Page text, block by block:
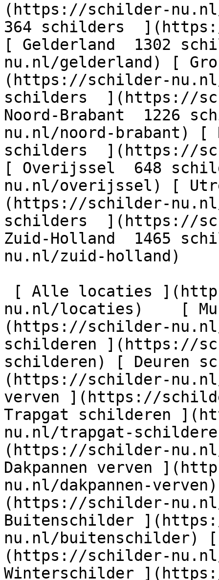
(https://schilder-
364 schilders
[ Gelderland  1302
nu.nl/gelderland) [
(https://schilder-
schilders  ](https://
Noord-Brabant  1226
nu.nl/noord-brabant) [
schilders  ](https://
[ Overijssel  648
nu.nl/overijssel) [
(https://schilder-
schilders  ](https://
Zuid-Holland  1465
nu.nl/zuid-holland)
nu.nl/locaties)    [
(https://schilder-
schilderen ](https://
schilderen) [ Deuren
(https://schilder-
verven ](https://
Trapgat schilderen
nu.nl/trapgat-
(https://schilder-
Dakpannen verven
nu.nl/dakpannen-
(https://schilder-
Buitenschilder
nu.nl/buitenschilder)
(https://schilder-
Winterschilder